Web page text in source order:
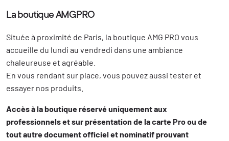
La boutique AMGPRO
Située à proximité de Paris, la boutique AMG PRO vous
accueille du lundi au vendredi dans une ambiance
chaleureuse et agréable.
En vous rendant sur place, vous pouvez aussi tester et
essayer nos produits.
Accès à la boutique réservé uniquement aux
professionnels et sur présentation de la carte Pro ou de
tout autre document officiel et nominatif prouvant